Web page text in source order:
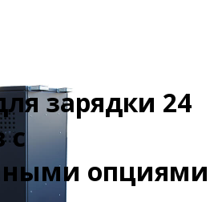
зарядки 24
с
опциями